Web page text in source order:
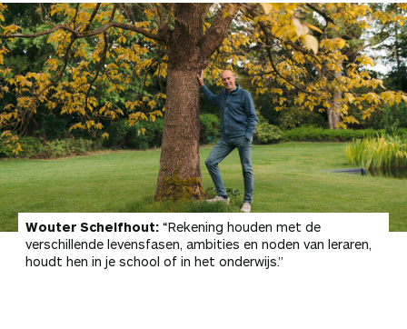
Wouter Schelfhout: “Rekening houden met de
verschillende levensfasen, ambities en noden van leraren,
houdt hen in je school of in het onderwijs.”